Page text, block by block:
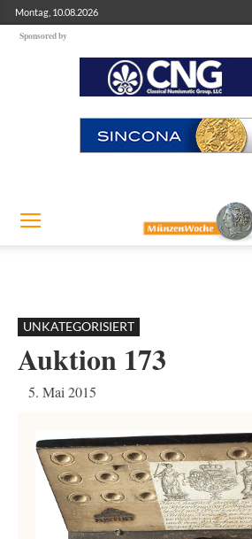
Montag, 10.08.2026
Sponsored by
UNKATEGORISIERT
Auktion 173
5. Mai 2015